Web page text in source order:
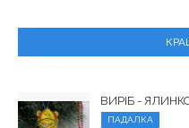
ВИРІБ -
ПАДАЛКА